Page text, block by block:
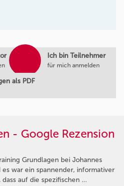
Ich bin Teilnehmer
für mich anmelden
als PDF
- Google Rezension
Grundlagen bei Johannes
war ein spannender, informativer
auf die spezifischen …